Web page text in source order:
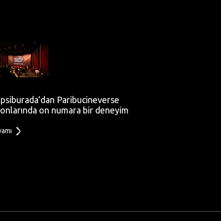
Paribucineverse
on numara bir deneyim